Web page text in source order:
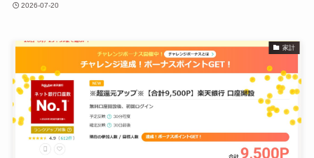
2026-07-20
家計